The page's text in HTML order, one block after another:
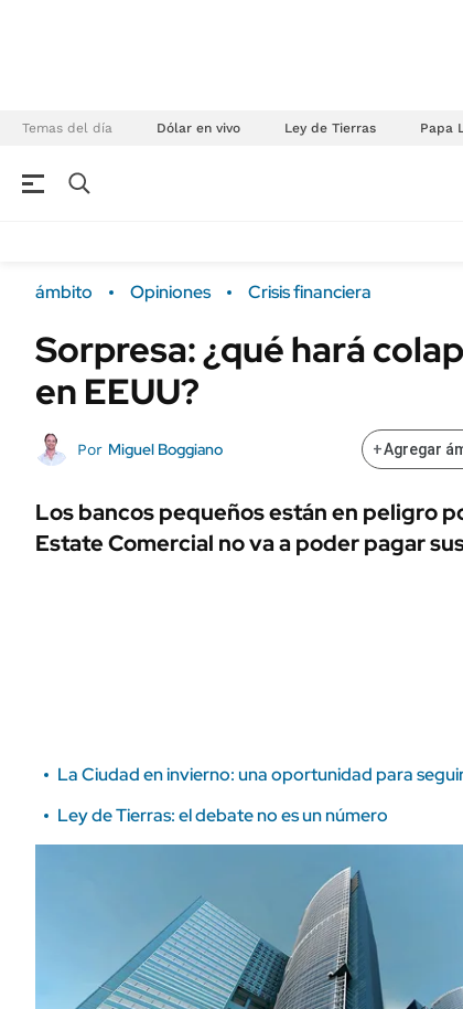
Temas del día Dólar en vivo Ley de Tierras Papa
Campo
FINANZAS
Mercados
ÁMBITO DEBATE
MEDIAKIT AMBITO DEBATE
Sustentabilidad
POLÍTICA
Municipios
ámbito Opiniones Crisis financiera
Sorpresa: ¿qué hará
en EEUU?
Por Miguel Boggiano +Agregar
Los bancos pequeños están en peligro
Estate Comercial no va a poder pagar
La Ciudad en invierno: una oportunidad para
Ley de Tierras: el debate no es un número